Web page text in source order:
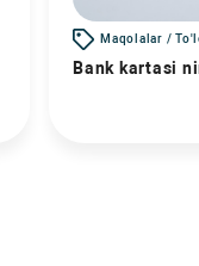
Maqolalar /
Bank kartasi